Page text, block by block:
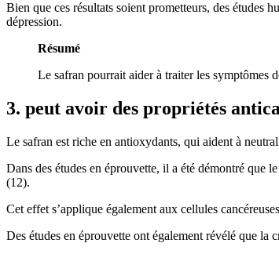
Bien que ces résultats soient prometteurs, des études
dépression.
Résumé
Le safran pourrait aider à traiter les symptômes
3. peut avoir des propriétés
Le safran est riche en antioxydants, qui aident à
Dans des études en éprouvette, il a été démontré que
(12).
Cet effet s’applique également aux cellules
Des études en éprouvette ont également révélé que